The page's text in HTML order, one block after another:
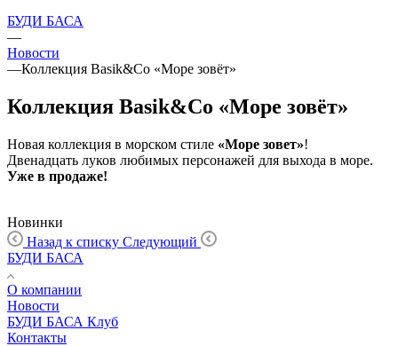
БУДИ БАСА
—
Новости
—Коллекция Basik&Co «Море зовёт»
Коллекция Basik&Co «Море зовёт»
Новая коллекция в морском стиле «Море зовет»!
Двенадцать луков любимых персонажей для выхода в море.
Уже в продаже!
Новинки
Назад к списку Следующий
БУДИ БАСА
О компании
Новости
БУДИ БАСА Клуб
Контакты